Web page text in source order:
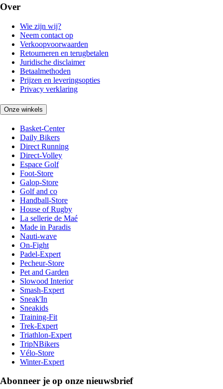
Over
Wie zijn wij?
Neem contact op
Verkoopvoorwaarden
Retourneren en terugbetalen
Juridische disclaimer
Betaalmethoden
Prijzen en leveringsopties
Privacy verklaring
Onze winkels
Basket-Center
Daily Bikers
Direct Running
Direct-Volley
Espace Golf
Foot-Store
Galop-Store
Golf and co
Handball-Store
House of Rugby
La sellerie de Maé
Made in Paradis
Nauti-wave
On-Fight
Padel-Expert
Pecheur-Store
Pet and Garden
Slowood Interior
Smash-Expert
Sneak'In
Sneakids
Training-Fit
Trek-Expert
Triathlon-Expert
TripNBikers
Vélo-Store
Winter-Expert
Abonneer je op onze nieuwsbrief